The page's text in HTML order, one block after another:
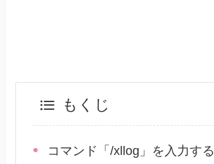
もくじ
コマンド「/xllog」を入力する